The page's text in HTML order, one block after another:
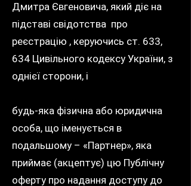
Дмитра Євгеновича, який діє на
підставі свідотства про
реєстрацію , керуючись ст. 633,
634 Цивільного кодексу України, з
однієї сторони, і
будь-яка фізична або юридична
особа, що іменується в
подальшому – «Партнер», яка
приймає (акцептує) цю Публічну
оферту про надання доступу до